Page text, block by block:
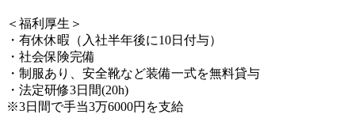
＜福利厚生＞
・有休休暇（入社半年後に10日付与）
・社会保険完備
・制服あり、安全靴など装備一式を無料貸与
・法定研修3日間(20h)
※3日間で手当3万6000円を支給